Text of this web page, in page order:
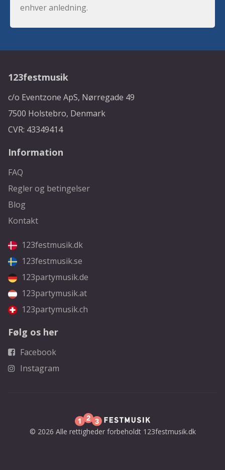
enhver anledning.
123festmusik
c/o Eventzone ApS, Nørregade 49
7500 Holstebro, Denmark
CVR: 43349414
Information
FAQ
Regler og betingelser
Blog
Kontakt
123festmusik.dk
123festmusik.se
123partymusik.de
123partymusik.at
123partymusik.ch
Følg os her
Facebook
Instagram
© 2026 Alle rettigheder forbeholdt 123festmusik.dk